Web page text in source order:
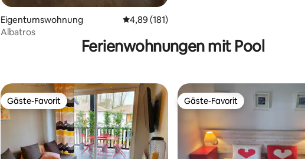
Eigentumswohnung Durchschnittliche Bewertung: 4,89 von 5,
4,89 (181)
Albatros
Ferienwohnungen mit Pool
Gäste-Favorit
Gäste-Favorit Gäste-Favorit
Gäste-Favorit